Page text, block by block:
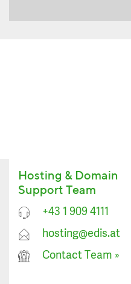
Hosting & Domain
Support Team
+43 1 909 4111
hosting@edis.at
Contact Team »